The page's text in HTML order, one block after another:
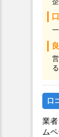
口
業
ム